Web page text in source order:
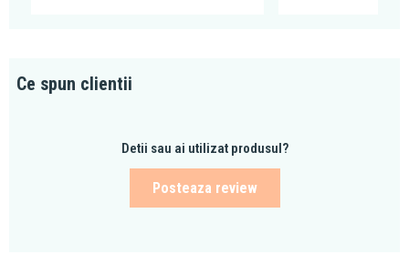
Ce spun clientii
Detii sau ai utilizat produsul?
Posteaza review